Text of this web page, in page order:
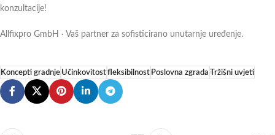
konzultacije!
Allfixpro GmbH · Vaš partner za sofisticirano unutarnje uređenje.
Koncepti gradnjeUčinkovitostfleksibilnostPoslovna zgrada Tržišni uvjeti